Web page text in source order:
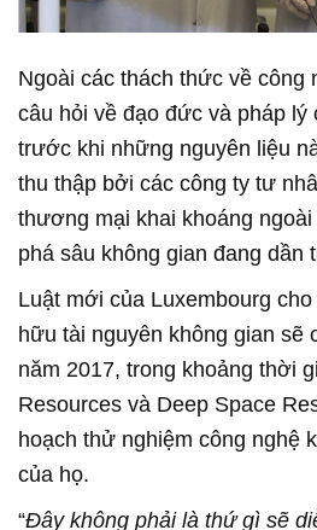
Ngoài các thách thức về công
câu hỏi về đạo đức và pháp
trước khi những nguyên liệu
thu thập bởi các công ty tư
thương mại khai khoáng
phá sâu không gian đang dần
Luật mới của Luxembourg
hữu tài nguyên không gian sẽ
năm 2017, trong khoảng thời
Resources và Deep Space
hoạch thử nghiệm công nghệ
của họ.
“Đây không phải là thứ gì sẽ